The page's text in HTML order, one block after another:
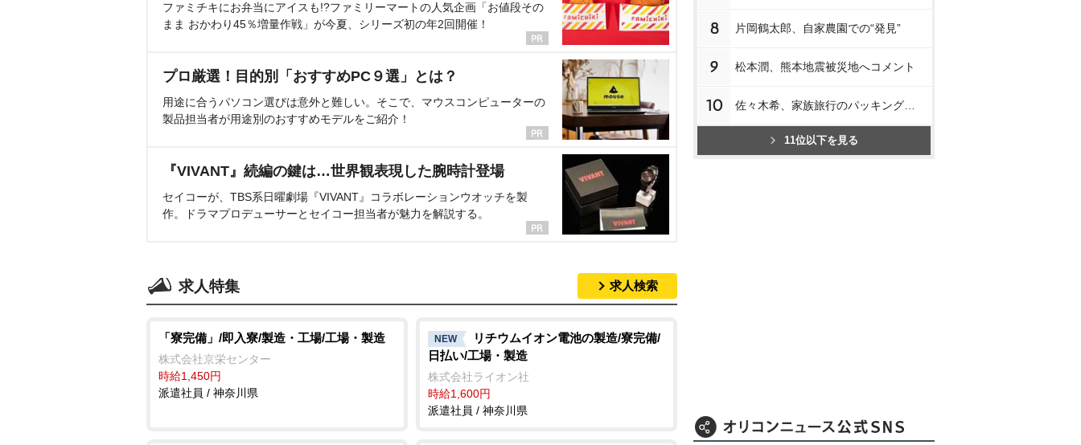
ファミチキにお弁当にアイスも!?ファミリーマートの人気企画「お値段その
まま おかわり45％増量作戦」が今夏、シリーズ初の年2回開催！
プロ厳選！目的別「おすすめPC９選」とは？
用途に合うパソコン選びは意外と難しい。そこで、マウスコンピューターの
製品担当者が用途別のおすすめモデルをご紹介！
『VIVANT』続編の鍵は…世界観表現した腕時計登場
セイコーが、TBS系日曜劇場『VIVANT』コラボレーションウオッチを製
作。ドラマプロデューサーとセイコー担当者が魅力を解説する。
求人特集 求人検索
「寮完備」/即入寮/製造・工場/工場・製造
株式会社京栄センター
時給1,450円
派遣社員 / 神奈川県
NEW
リチウムイオン電池の製造/寮完備/
日払い/工場・製造
株式会社ライオン社
時給1,600円
派遣社員 / 神奈川県
8 片岡鶴太郎、自家農園での“発見”
9 松本潤、熊本地震被災地へコメント
10
11位以下を見る